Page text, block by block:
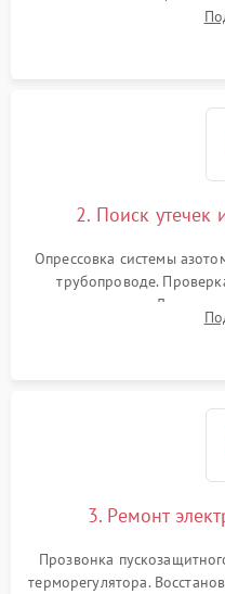
считывание кодов
2. Поиск утечек
Опрессовка системы
трубопроводе.
течеискателем.
продувка капиллярной
3. Ремонт
Прозвонка
терморегулятора.